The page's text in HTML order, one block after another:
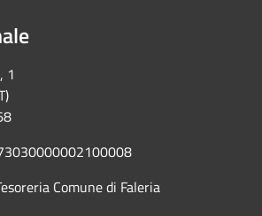
1
Comune di Faleria